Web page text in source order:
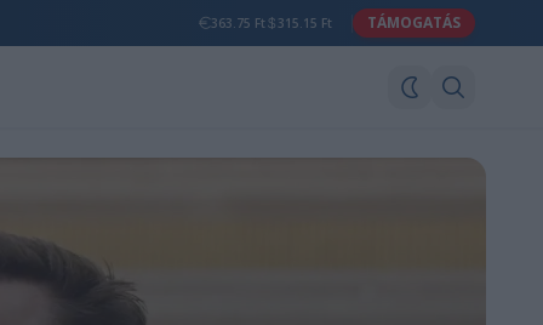
363.75 Ft 315.15 Ft TÁMOGATÁS